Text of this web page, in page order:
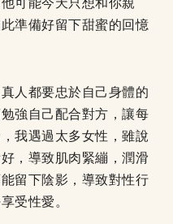
準備好留下甜蜜的回憶
人都要忠於自己身體的
強自己配合對方，讓每
我遇過太多女性，雖說
，導致肌肉緊繃，潤滑
留下陰影，導致對性行
受性愛。